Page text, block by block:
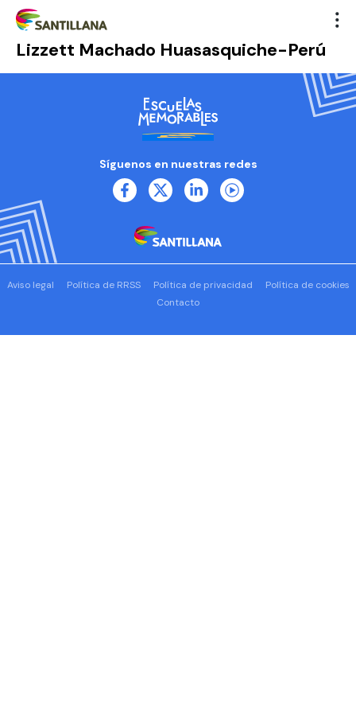
Lizzett Machado Huasasquiche-Perú
Síguenos en nuestras redes
Aviso legal Política de RRSS Política de privacidad
Política de cookies
Contacto